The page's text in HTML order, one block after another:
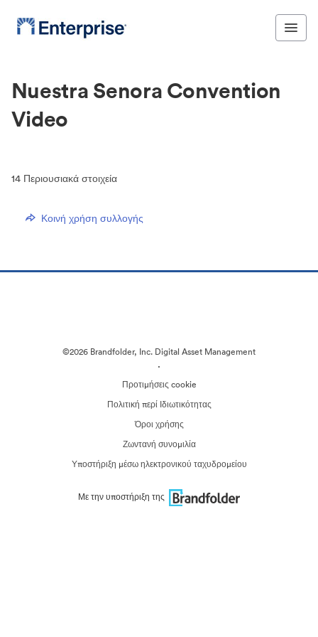
Nuestra Senora Convention
Video
14 Περιουσιακά στοιχεία
Κοινή χρήση συλλογής
©2026 Brandfolder, Inc. Digital Asset Management
·
Προτιμήσεις cookie
Πολιτική περί Ιδιωτικότητας
Όροι χρήσης
Ζωντανή συνομιλία
Υποστήριξη μέσω ηλεκτρονικού ταχυδρομείου
Με την υποστήριξη της